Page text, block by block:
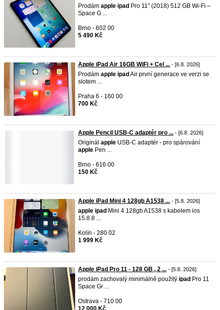
Prodám apple ipad Pro 11” (2018) 512 GB Wi-Fi –
Space G ...
Brno - 602 00
5 490 Kč
Apple iPad Air 16GB WiFi + Cel ... - [6.8. 2026]
Prodám apple ipad Air první generace ve verzi se
slotem ...
Praha 6 - 160 00
700 Kč
Apple Pencil USB-C adaptér pro ... - [6.8. 2026]
Originál apple USB-C adaptér - pro spárování
apple Pen ...
Brno - 616 00
150 Kč
Apple iPad Mini 4 128gb A1538 ... - [5.8. 2026]
apple ipad Mini 4 128gb A1538 s kabelem ios
15.8.8 ...
Kolín - 280 02
1 999 Kč
Apple iPad Pro 11 - 128 GB , 2 ... - [5.8. 2026]
prodám zachovalý minimálně použitý ipad Pro 11
Space Gr ...
Ostrava - 710 00
12 000 Kč